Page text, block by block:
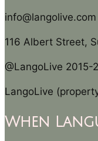
info@langolive.com
116 Albert Street,
@LangoLive 2015-
LangoLive
When